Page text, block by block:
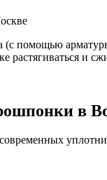
помощью
растягиваться и
в